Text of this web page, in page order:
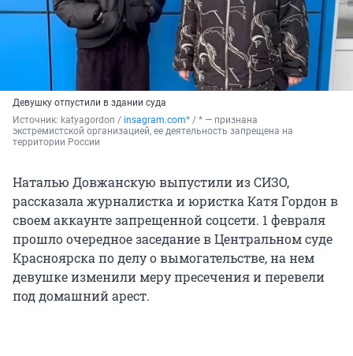
Девушку отпустили в здании суда
Источник: katyagordon / insagram.com* / * — признана
экстремистской организацией, ее деятельность запрещена на
территории России
Наталью Довжанскую выпустили из СИЗО,
рассказала журналистка и юристка Катя Гордон в
своем аккаунте запрещенной соцсети. 1 февраля
прошло очередное заседание в Центральном суде
Красноярска по делу о вымогательстве, на нем
девушке изменили меру пресечения и перевели
под домашний арест.